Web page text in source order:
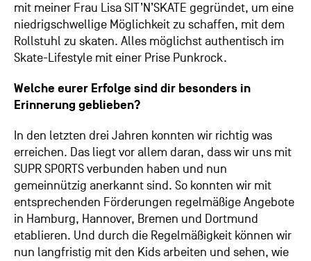
mit meiner Frau Lisa SIT’N’SKATE gegründet, um eine
niedrigschwellige Möglichkeit zu schaffen, mit dem
Rollstuhl zu skaten. Alles möglichst authentisch im
Skate-Lifestyle mit einer Prise Punkrock.
Welche eurer Erfolge sind dir besonders in
Erinnerung geblieben?
In den letzten drei Jahren konnten wir richtig was
erreichen. Das liegt vor allem daran, dass wir uns mit
SUPR SPORTS verbunden haben und nun
gemeinnützig anerkannt sind. So konnten wir mit
entsprechenden Förderungen regelmäßige Angebote
in Hamburg, Hannover, Bremen und Dortmund
etablieren. Und durch die Regelmäßigkeit können wir
nun langfristig mit den Kids arbeiten und sehen, wie